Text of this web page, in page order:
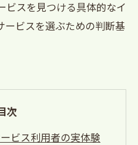
ビスを見つける具体的なイ
ービスを選ぶための判断基
次
ビス利用者の実体験